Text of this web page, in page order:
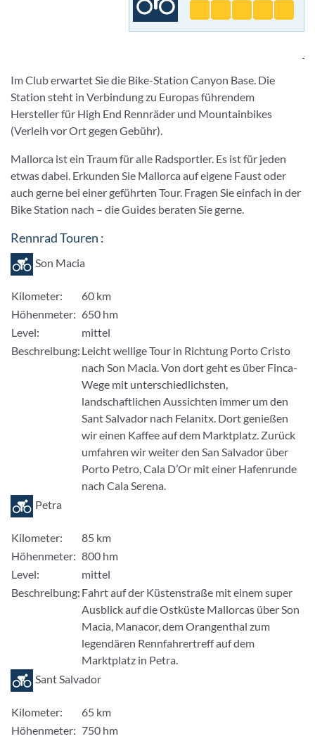
Im Club erwartet Sie die Bike-Station Canyon Base. Die
Station steht in Verbindung zu Europas führendem
Hersteller für High End Rennräder und Mountainbikes
(Verleih vor Ort gegen Gebühr).
Mallorca ist ein Traum für alle Radsportler. Es ist für jeden
etwas dabei. Erkunden Sie Mallorca auf eigene Faust oder
auch gerne bei einer geführten Tour. Fragen Sie einfach in der
Bike Station nach – die Guides beraten Sie gerne.
Rennrad Touren :
Son Macia
Kilometer:
60 km
Höhenmeter: 650 hm
Level:
mittel
Beschreibung: Leicht wellige Tour in Richtung Porto Cristo
nach Son Macia. Von dort geht es über Finca-
Wege mit unterschiedlichsten,
landschaftlichen Aussichten immer um den
Sant Salvador nach Felanitx. Dort genießen
wir einen Kaffee auf dem Marktplatz. Zurück
umfahren wir weiter den San Salvador über
Porto Petro, Cala D’Or mit einer Hafenrunde
nach Cala Serena.
Petra
Kilometer:
85 km
Höhenmeter: 800 hm
Level:
mittel
Beschreibung: Fahrt auf der Küstenstraße mit einem super
Ausblick auf die Ostküste Mallorcas über Son
Macia, Manacor, dem Orangenthal zum
legendären Rennfahrertreff auf dem
Marktplatz in Petra.
Sant Salvador
Kilometer:
65 km
Höhenmeter: 750 hm